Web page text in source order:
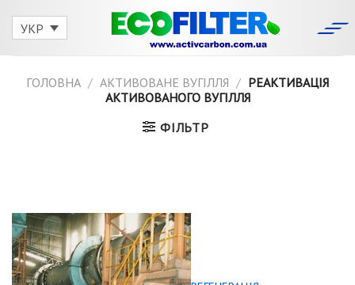
УКР
ГОЛОВНА / АКТИВОВАНЕ ВУГІЛЛЯ / РЕАКТИВАЦІЯ
АКТИВОВАНОГО ВУГІЛЛЯ
ФІЛЬТР